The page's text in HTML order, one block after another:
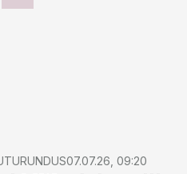
07.07.26, 09:20